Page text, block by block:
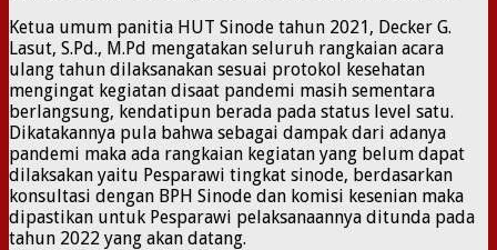
Ketua umum panitia HUT Sinode tahun 2021, Decker G.
Lasut, S.Pd., M.Pd mengatakan seluruh rangkaian acara
ulang tahun dilaksanakan sesuai protokol kesehatan
mengingat kegiatan disaat pandemi masih sementara
berlangsung, kendatipun berada pada status level satu.
Dikatakannya pula bahwa sebagai dampak dari adanya
pandemi maka ada rangkaian kegiatan yang belum dapat
dilaksakan yaitu Pesparawi tingkat sinode, berdasarkan
konsultasi dengan BPH Sinode dan komisi kesenian maka
dipastikan untuk Pesparawi pelaksanaannya ditunda pada
tahun 2022 yang akan datang.